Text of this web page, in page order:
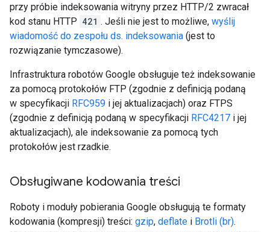
przy próbie indeksowania witryny przez HTTP/2 zwracał
kod stanu HTTP 421 . Jeśli nie jest to możliwe, wyślij
wiadomość do zespołu ds. indeksowania (jest to
rozwiązanie tymczasowe).
Infrastruktura robotów Google obsługuje też indeksowanie
za pomocą protokołów FTP (zgodnie z definicją podaną
w specyfikacji RFC959 i jej aktualizacjach) oraz FTPS
(zgodnie z definicją podaną w specyfikacji RFC4217 i jej
aktualizacjach), ale indeksowanie za pomocą tych
protokołów jest rzadkie.
Obsługiwane kodowania treści
Roboty i moduły pobierania Google obsługują te formaty
kodowania (kompresji) treści: gzip, deflate i Brotli (br).